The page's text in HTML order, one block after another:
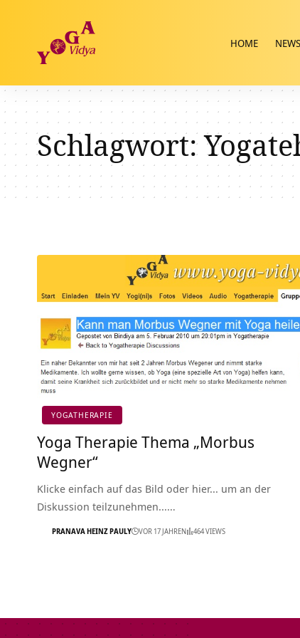
HOME NEWS
Schlagwort:
YOGATHERAPIE
Yoga Therapie Thema „Morbus
Wegner“
Klicke einfach auf das Bild oder hier... um an der
Diskussion teilzunehmen...…
PRANAVA HEINZ PAULY VOR 17 JAHREN 464 VIEWS